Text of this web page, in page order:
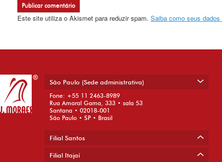
Este site utiliza o Akismet para reduzir spam. Saiba como seus
São Paulo (Sede administrativa)
Fone: +55 11 2463-8989
Rua Amaral Gama, 333 • sala 53
Santana • 02018-001
São Paulo • SP • Brasil
Filial Santos
Filial Itajaí